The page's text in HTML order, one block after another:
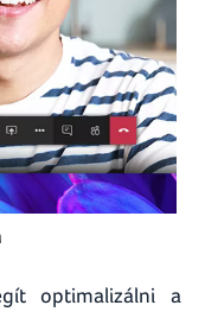
optimalizálni a